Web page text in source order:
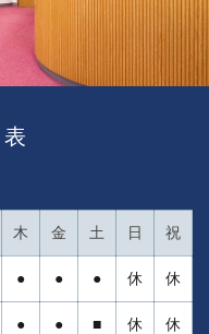
木 金 土 日 祝
● ● ● 休 休
● ● ■ 休 休